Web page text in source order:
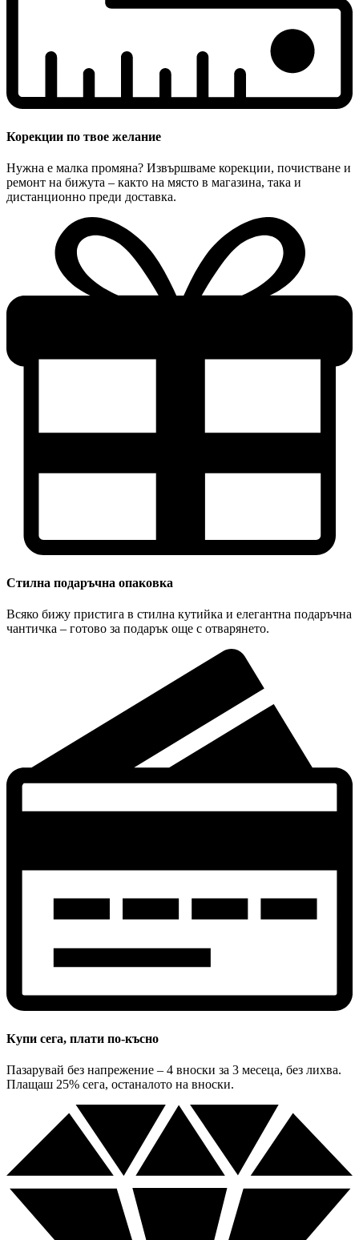
Корекции по твое желание
Нужна е малка промяна? Извършваме корекции, почистване и
ремонт на бижута – както на място в магазина, така и
дистанционно преди доставка.
Стилна подаръчна опаковка
Всяко бижу пристига в стилна кутийка и елегантна подаръчна
чантичка – готово за подарък още с отварянето.
Купи сега, плати по-късно
Пазарувай без напрежение – 4 вноски за 3 месеца, без лихва.
Плащаш 25% сега, останалото на вноски.